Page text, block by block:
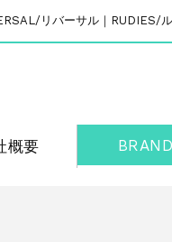
リバーサル｜RUDIES/
概要 BRAND